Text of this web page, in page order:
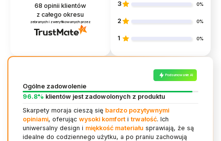
68 opinii klientów
z całego okresu
zebranych i zweryfikowanych przez
3 0%
2 0%
1 0%
Podsumowanie AI
Ogólne zadowolenie
96.8% klientów jest zadowolonych z produktu
Skarpety moraja cieszą się bardzo pozytywnymi
opiniami, oferującwysoki komfort itrwałość. Ich
uniwersalny design i miękkość materiału sprawiają, że są
idealne do codziennego użytku, a po praniu zachowują